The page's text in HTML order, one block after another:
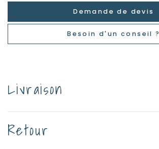
Demande de devis
Besoin d'un conseil ?
Livraison
Retour